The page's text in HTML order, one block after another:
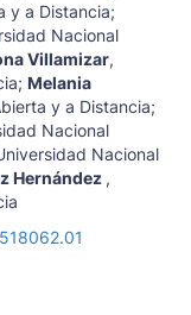
y a Distancia;
Nacional
Villamizar,
; Melania
y a Distancia;
Nacional
Nacional
Hernández ,